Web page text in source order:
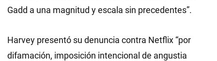
Gadd a una magnitud y escala sin precedentes”.
Harvey presentó su denuncia contra Netflix “por
difamación, imposición intencional de angustia